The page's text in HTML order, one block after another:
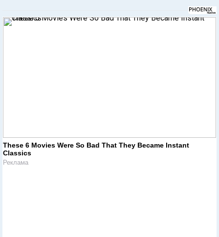
These 6 Movies Were So Bad That They Became Instant
Classics
Реклама